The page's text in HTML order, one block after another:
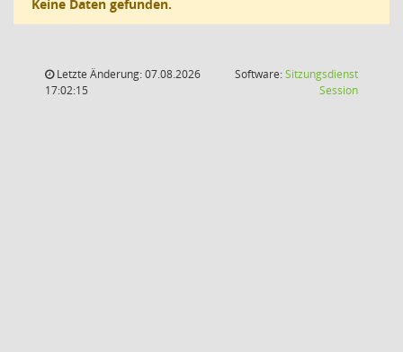
Keine Daten gefunden.
Letzte Änderung: 07.08.2026
17:02:15
Software:Sitzungsdienst
Session(Wird in